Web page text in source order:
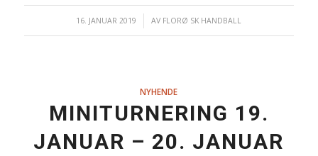
16. JANUAR 2019
/ AV FLORØ SK HANDBALL
NYHENDE
MINITURNERING 19.
JANUAR – 20. JANUAR